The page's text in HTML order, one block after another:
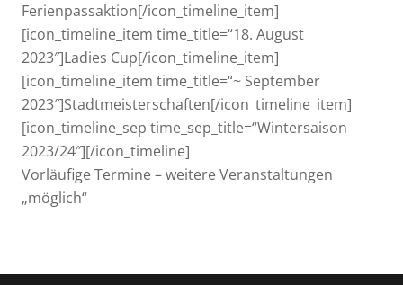
Ferienpassaktion[/icon_timeline_item]
[icon_timeline_item time_title=“18. August
2023″]Ladies Cup[/icon_timeline_item]
[icon_timeline_item time_title=“~ September
2023″]Stadtmeisterschaften[/icon_timeline_item]
[icon_timeline_sep time_sep_title=“Wintersaison
2023/24″][/icon_timeline]
Vorläufige Termine – weitere Veranstaltungen
„möglich“